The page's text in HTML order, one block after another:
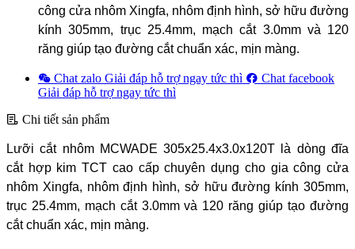
công cửa nhôm Xingfa, nhôm định hình, sở hữu đường
kính 305mm, trục 25.4mm, mạch cắt 3.0mm và 120
răng giúp tạo đường cắt chuẩn xác, mịn màng.
Chat zalo Giải đáp hỗ trợ ngay tức thì
Chat facebook
Giải đáp hỗ trợ ngay tức thì
Chi tiết sản phẩm
Lưỡi cắt nhôm MCWADE 305x25.4x3.0x120T là dòng đĩa
cắt hợp kim TCT cao cấp chuyên dụng cho gia công cửa
nhôm Xingfa, nhôm định hình, sở hữu đường kính 305mm,
trục 25.4mm, mạch cắt 3.0mm và 120 răng giúp tạo đường
cắt chuẩn xác, mịn màng.